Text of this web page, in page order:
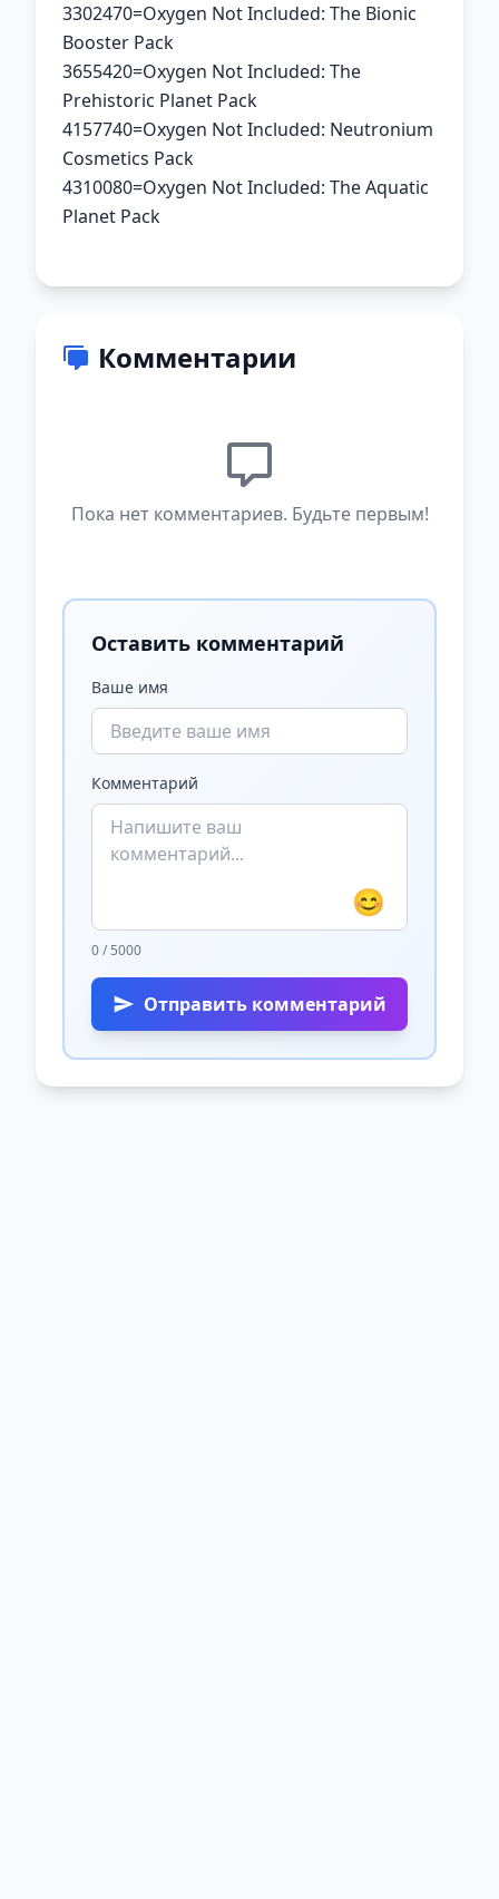
3302470=Oxygen Not Included: The Bionic
Booster Pack
3655420=Oxygen Not Included: The
Prehistoric Planet Pack
4157740=Oxygen Not Included: Neutronium
Cosmetics Pack
4310080=Oxygen Not Included: The Aquatic
Planet Pack
Комментарии
Пока нет комментариев. Будьте первым!
Оставить комментарий
Ваше имя
Комментарий
😊
0 / 5000
Отправить комментарий